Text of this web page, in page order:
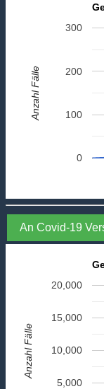
0
100
200
300
Anzahl Fälle
An Covid-19
5,000
10,000
15,000
20,000
Anzahl Fälle